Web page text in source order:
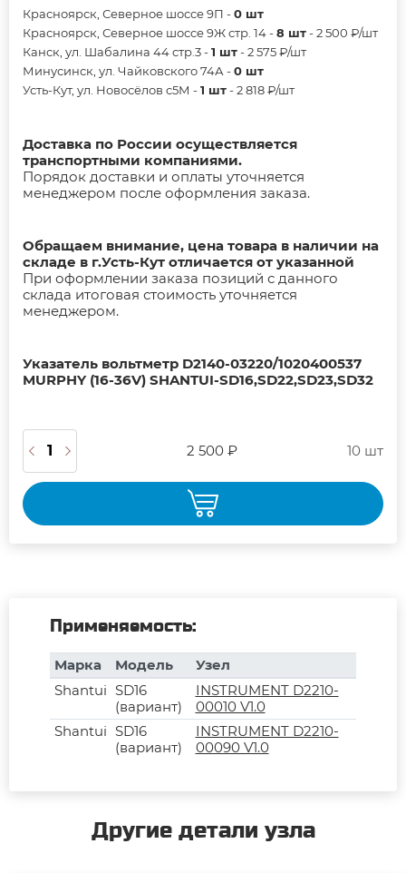
Красноярск, Северное шоссе 9П -0 шт
Красноярск, Северное шоссе 9Ж стр. 14 -8 шт- 2 500 ₽/шт
Канск, ул. Шабалина 44 стр.3 -1 шт- 2 575 ₽/шт
Минусинск, ул. Чайковского 74А -0 шт
Усть-Кут, ул. Новосёлов с5М -1 шт- 2 818 ₽/шт
Доставка по России осуществляется
транспортными компаниями.
Порядок доставки и оплаты уточняется
менеджером после оформления заказа.
Обращаем внимание, цена товара в наличии на
складе в г.Усть-Кут отличается от указанной
При оформлении заказа позиций с данного
склада итоговая стоимость уточняется
менеджером.
Указатель вольтметр D2140-03220/1020400537
MURPHY (16-36V) SHANTUI-SD16,SD22,SD23,SD32
2 500 ₽ 10 шт
Применяемость:
Марка Модель
Узел
Shantui SD16
(вариант)
INSTRUMENT D2210-
00010 V1.0
Shantui SD16
(вариант)
INSTRUMENT D2210-
00090 V1.0
Другие детали узла